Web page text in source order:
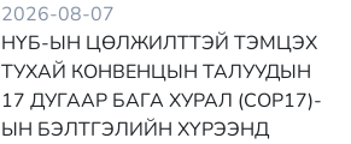
2026-08-07
НҮБ-ЫН ЦӨЛЖИЛТТЭЙ ТЭМЦЭХ
ТУХАЙ КОНВЕНЦЫН ТАЛУУДЫН
17 ДУГААР БАГА ХУРАЛ (COP17)-
ЫН БЭЛТГЭЛИЙН ХҮРЭЭНД